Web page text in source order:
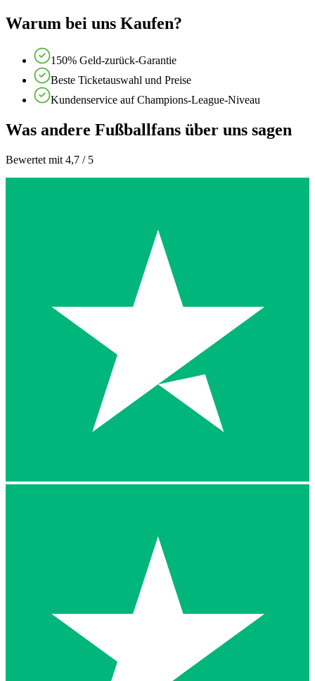
Warum bei uns Kaufen?
150% Geld-zurück-Garantie
Beste Ticketauswahl und Preise
Kundenservice auf Champions-League-Niveau
Was andere Fußballfans über uns sagen
Bewertet mit 4,7 / 5